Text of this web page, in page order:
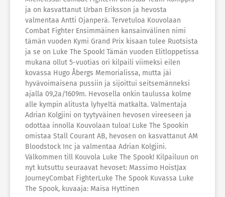
ja on kasvattanut Urban Eriksson ja hevosta
valmentaa Antti Ojanperä. Tervetuloa Kouvolaan
Combat Fighter Ensimmäinen kansainvälinen nimi
tämän vuoden Kymi Grand Prix kisaan tulee Ruotsista
ja se on Luke The Spook! Tämän vuoden Elitloppetissa
mukana ollut 5-vuotias ori kilpaili viimeksi eilen
kovassa Hugo Åbergs Memorialissa, mutta jäi
hyvävoimaisena pussiin ja sijoittui seitsemänneksi
ajalla 09,2a/1609m. Hevosella onkin taulussa kolme
alle kympin alitusta lyhyeltä matkalta. Valmentaja
Adrian Kolgjini on tyytyväinen hevosen vireeseen ja
odottaa innolla Kouvolaan tuloa! Luke The Spookin
omistaa Stall Courant AB, hevosen on kasvattanut AM
Bloodstock Inc ja valmentaa Adrian Kolgjini.
Välkommen till Kouvola Luke The Spook! Kilpailuun on
nyt kutsuttu seuraavat hevoset: Massimo HoistJax
JourneyCombat FighterLuke The Spook Kuvassa Luke
The Spook, kuvaaja: Maisa Hyttinen